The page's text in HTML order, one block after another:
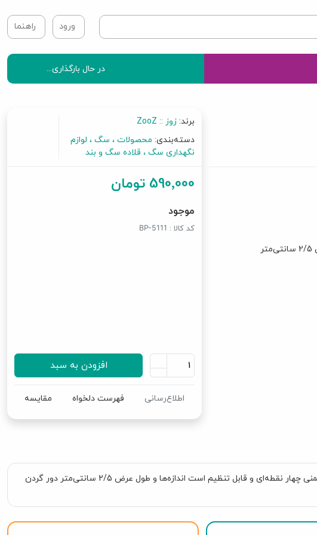
ورود راهنما
در حال بارگذاری...
برند:زوز :: ZooZ
دسته‌بندی: محصولات سگ لوازم
نگهداری سگ قلاده سگ و بند
590٬000 تومان
موجود
کد کالا : BP-5111
افزودن به سبد
اطلاع‌رسانی فهرست دلخواه مقایسه
با طراحی مدرن و منحصر به فرد و توجه به راحتی و ایمنی بیشتر حیوان خانگی شما طراحی شده است. این قلاده ما دارای یک سیستم ایمنی چهار نقطه‌ای و قابل تنظیم است اندازه‌ها و طول عرض 2/5 سانتی‌متر دور گردن